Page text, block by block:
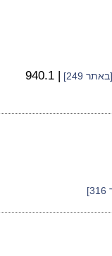
[באתר 249] | 940.1